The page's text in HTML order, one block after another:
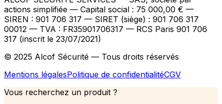
actions simplifiée — Capital social : 75 000,00 € —
SIREN : 901 706 317 — SIRET (siège) : 901 706 317
00012 — TVA : FR35901706317 — RCS Paris 901 706
317 (inscrit le 23/07/2021)
© 2025 Alcof Sécurité — Tous droits réservés
Mentions légalesPolitique de confidentialitéCGV
Vous recherchez un produit ?